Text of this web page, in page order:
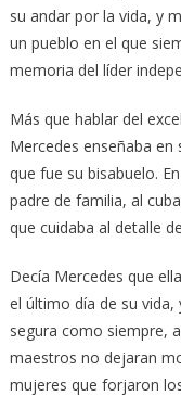
su andar por la vida, y
un pueblo en el que
memoria del líder
Más que hablar del
Mercedes enseñaba en
que fue su bisabuelo.
padre de familia, al
que cuidaba al detalle
Decía Mercedes que
el último día de su
segura como siempre,
maestros no dejaran
mujeres que forjaron